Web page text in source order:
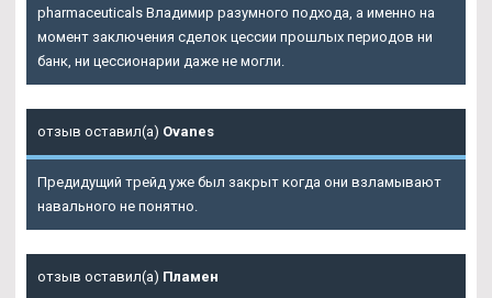
pharmaceuticals Владимир разумного подхода, а именно на
момент заключения сделок цессии прошлых периодов ни
банк, ни цессионарии даже не могли.
отзыв оставил(а) Ovanes
Предидущий трейд уже был закрыт когда они взламывают
навального не понятно.
отзыв оставил(а) Пламен